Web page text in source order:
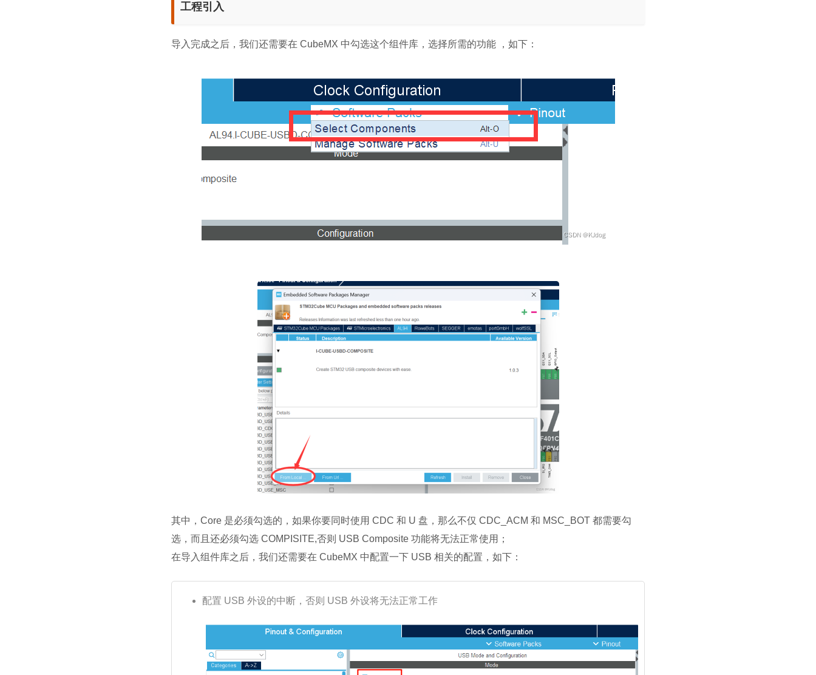
工程引入
导入完成之后，我们还需要在 CubeMX 中勾选这个组件库，选择所需的功能 ，如下：
其中，Core 是必须勾选的，如果你要同时使用 CDC 和 U 盘，那么不仅 CDC_ACM 和 MSC_BOT 都需要勾
选，而且还必须勾选 COMPISITE,否则 USB Composite 功能将无法正常使用；
在导入组件库之后，我们还需要在 CubeMX 中配置一下 USB 相关的配置，如下：
配置 USB 外设的中断，否则 USB 外设将无法正常工作